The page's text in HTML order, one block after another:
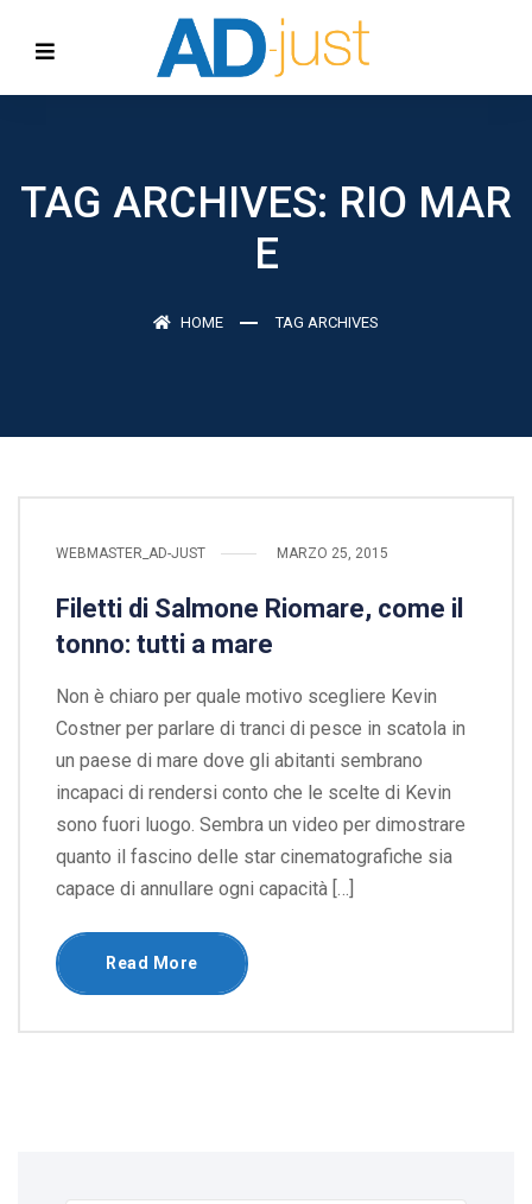
TAG ARCHIVES: RIO MAR
E
HOME TAG ARCHIVES
WEBMASTER_AD-JUST MARZO 25, 2015
Filetti di Salmone Riomare, come il
tonno: tutti a mare
Non è chiaro per quale motivo scegliere Kevin
Costner per parlare di tranci di pesce in scatola in
un paese di mare dove gli abitanti sembrano
incapaci di rendersi conto che le scelte di Kevin
sono fuori luogo. Sembra un video per dimostrare
quanto il fascino delle star cinematografiche sia
capace di annullare ogni capacità […]
Read More